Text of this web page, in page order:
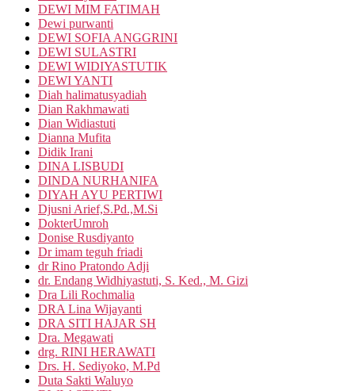
DEWI MIM FATIMAH
Dewi purwanti
DEWI SOFIA ANGGRINI
DEWI SULASTRI
DEWI WIDIYASTUTIK
DEWI YANTI
Diah halimatusyadiah
Dian Rakhmawati
Dian Widiastuti
Dianna Mufita
Didik Irani
DINA LISBUDI
DINDA NURHANIFA
DIYAH AYU PERTIWI
Djusni Arief,S.Pd.,M.Si
DokterUmroh
Donise Rusdiyanto
Dr imam teguh friadi
dr Rino Pratondo Adji
dr. Endang Widhiyastuti, S. Ked., M. Gizi
Dra Lili Rochmalia
DRA Lina Wijayanti
DRA SITI HAJAR SH
Dra. Megawati
drg. RINI HERAWATI
Drs. H. Sediyoko, M.Pd
Duta Sakti Waluyo